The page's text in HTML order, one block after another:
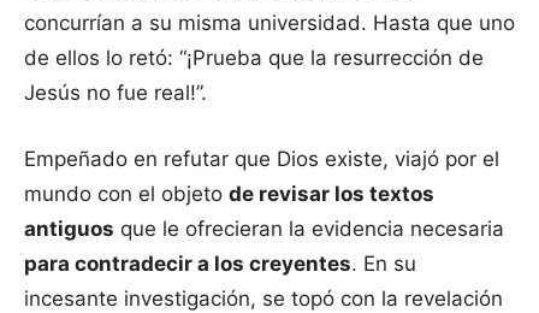
concurrían a su misma universidad. Hasta que uno
de ellos lo retó: “¡Prueba que la resurrección de
Jesús no fue real!”.
Empeñado en refutar que Dios existe, viajó por el
mundo con el objeto de revisar los textos
antiguos que le ofrecieran la evidencia necesaria
para contradecir a los creyentes. En su
incesante investigación, se topó con la revelación